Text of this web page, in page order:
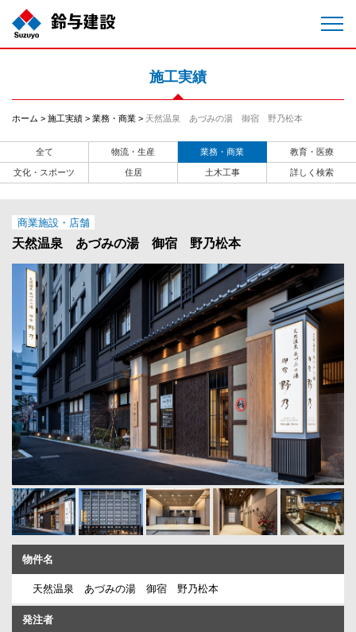
施工実績
ホーム 施工実績 業務・商業 天然温泉 あづみの湯 御宿 野乃松本
全て 物流・生産 業務・商業 教育・医療
文化・スポーツ 住居 土木工事 詳しく検索
商業施設・店舗
天然温泉 あづみの湯 御宿 野乃松本
物件名
天然温泉 あづみの湯 御宿 野乃松本
発注者